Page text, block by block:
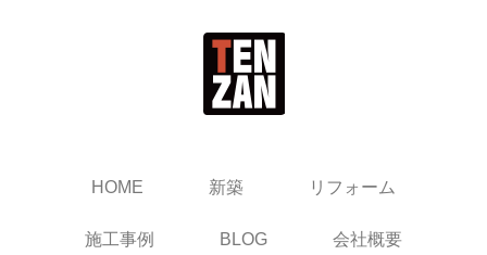
HOME 新築 リフォーム
施工事例 BLOG 会社概要